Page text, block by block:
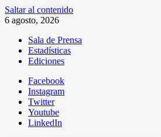
Saltar al contenido
6 agosto, 2026
Sala de Prensa
Estadísticas
Ediciones
Facebook
Instagram
Twitter
Youtube
LinkedIn